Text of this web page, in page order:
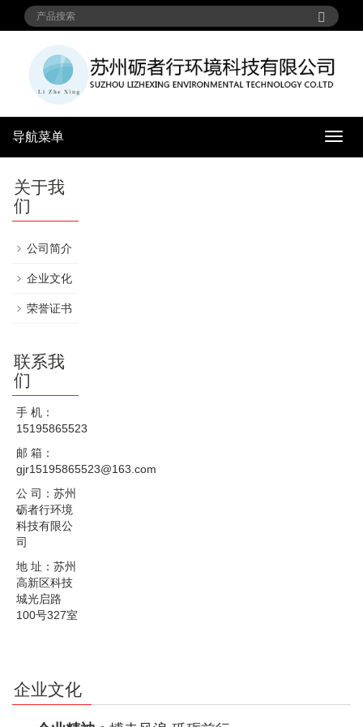
导
导航菜单
关于我
们
公司简介
企业文化
荣誉证书
联系我
们
手 机：
15195865523
邮 箱：
gjr15195865523@163.com
公 司：苏州
砺者行环境
科技有限公
司
地 址：苏州
高新区科技
城光启路
100号327室
企业文化